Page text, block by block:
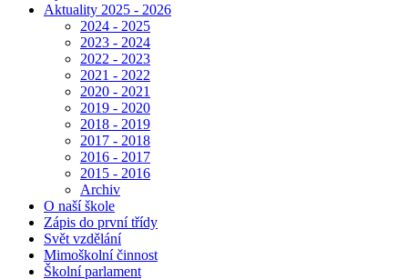
Aktuality 2025 - 2026
2024 - 2025
2023 - 2024
2022 - 2023
2021 - 2022
2020 - 2021
2019 - 2020
2018 - 2019
2017 - 2018
2016 - 2017
2015 - 2016
Archiv
O naší škole
Zápis do první třídy
Svět vzdělání
Mimoškolní činnost
Školní parlament